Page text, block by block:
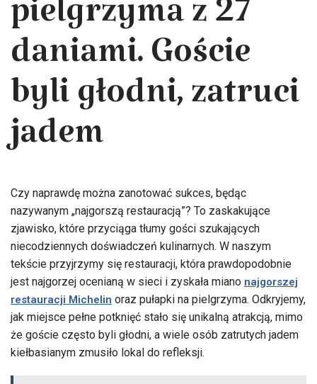
pielgrzyma z 27
daniami. Goście
byli głodni, zatruci
jadem
Czy naprawdę można zanotować sukces, będąc
nazywanym „najgorszą restauracją”? To zaskakujące
zjawisko, które przyciąga tłumy gości szukających
niecodziennych doświadczeń kulinarnych. W naszym
tekście przyjrzymy się restauracji, która prawdopodobnie
jest najgorzej ocenianą w sieci i zyskała miano najgorszej
restauracji Michelin oraz pułapki na pielgrzyma. Odkryjemy,
jak miejsce pełne potknięć stało się unikalną atrakcją, mimo
że goście często byli głodni, a wiele osób zatrutych jadem
kiełbasianym zmusiło lokal do refleksji.